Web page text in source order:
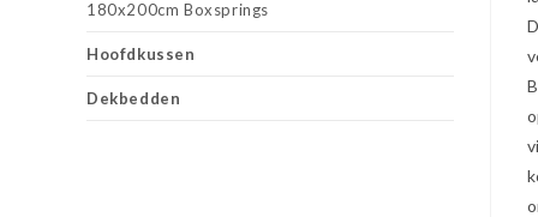
180x200cm Boxsprings
Hoofdkussen
Dekbedden